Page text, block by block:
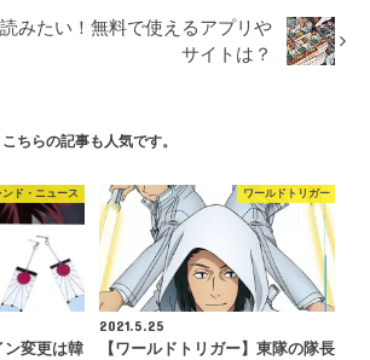
みたい！無料で使えるアプリや
サイトは？
こちらの記事も人気です。
ンド・ニュース
ン変更は韓
ワールドトリガー
2021.5.25
【ワールドトリガー】東隊の隊長